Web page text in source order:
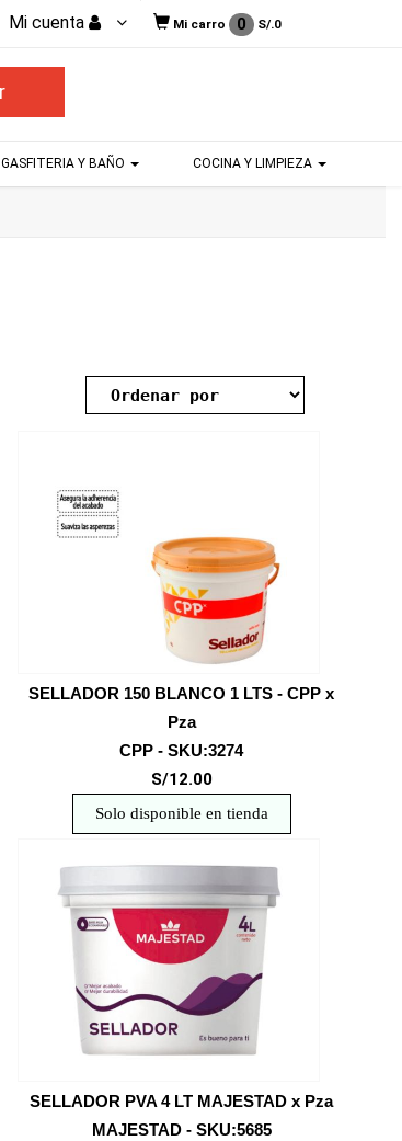
Mi cuenta Mi carro 0 S/.0
GASFITERIA Y BAÑO COCINA Y LIMPIEZA
SELLADOR 150 BLANCO 1 LTS - CPP x
Pza
CPP - SKU:3274
S/12.00
Solo disponible en tienda
SELLADOR PVA 4 LT MAJESTAD x Pza
MAJESTAD - SKU:5685